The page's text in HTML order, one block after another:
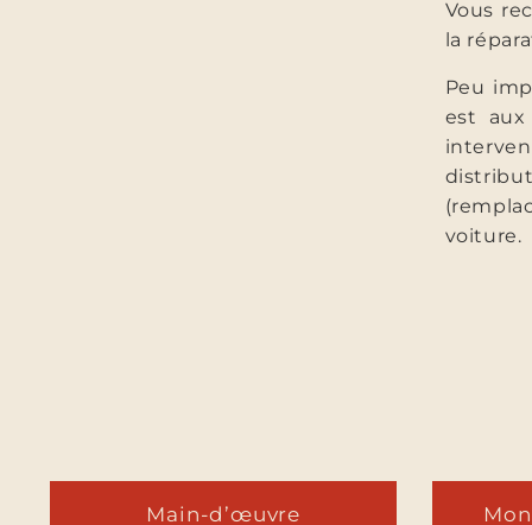
Vous
la
Peu
est
voiture.
Main-d’œuvre